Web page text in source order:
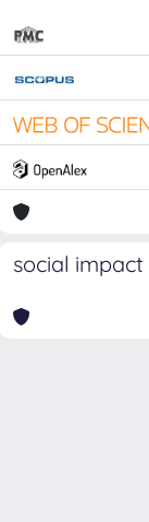
social impact